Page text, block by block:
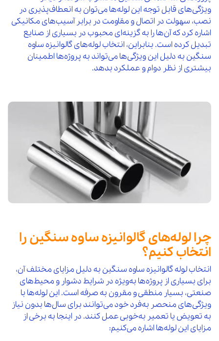
ویژگی‌های قابل توجه این لوله‌ها می‌توان به انعطاف‌پذیری در
نصب، سهولت در اتصال و مقاومت در برابر آسیب‌های مکانیکی
اشاره کرد که آن‌ها را به گزینه‌ای محبوب در بسیاری از صنایع
تبدیل کرده است. بنابراین، انتخاب لوله‌های گالوانیزه ساوه
سنگین به دلیل این ویژگی‌ها می‌تواند به پروژه‌ها اطمینان
بیشتری از نظر دوام و عملکرد بدهد.
چرا لوله‌های گالوانیزه ساوه سنگین را
انتخاب کنیم؟
انتخاب لوله گالوانیزه ساوه سنگین به دلیل مزایای مختلف آن،
برای بسیاری از پروژه‌ها به‌ویژه در شرایط دشوار و محیط‌های
صنعتی، بسیار منطقی و مقرون به صرفه است. این لوله‌ها با
ویژگی‌های منحصر به‌فرد خود می‌توانند برای سال‌ها بدون نیاز
به تعویض یا تعمیر به‌خوبی عمل کنند. در اینجا به برخی از
مزایای این لوله‌ها اشاره می‌کنیم: